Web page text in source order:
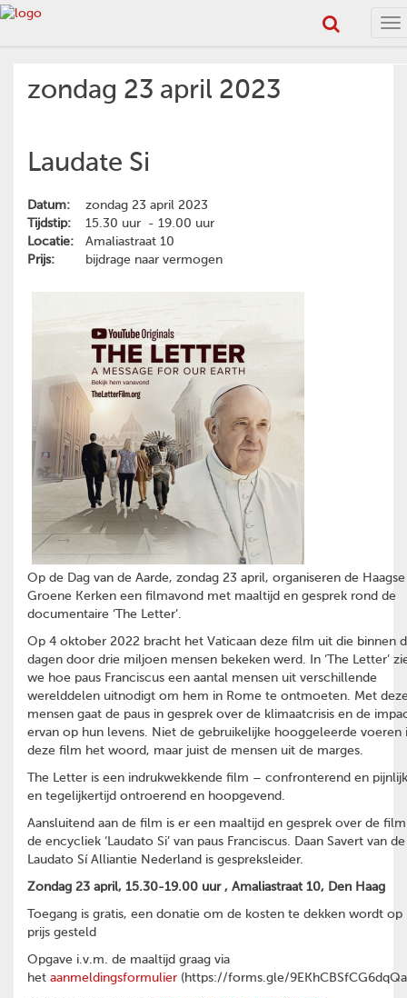
zondag 23 april 2023
Laudate Si
Datum:
zondag 23 april 2023
Tijdstip:
15.30 uur - 19.00 uur
Locatie:
Amaliastraat 10
Prijs:
bijdrage naar vermogen
Op de Dag van de Aarde, zondag 23 april, organiseren de Haagse
Groene Kerken een filmavond met maaltijd en gesprek rond de
documentaire ‘The Letter’.
Op 4 oktober 2022 bracht het Vaticaan deze film uit die binnen
dagen door drie miljoen mensen bekeken werd. In ‘The Letter’
we hoe paus Franciscus een aantal mensen uit verschillende
werelddelen uitnodigt om hem in Rome te ontmoeten. Met
mensen gaat de paus in gesprek over de klimaatcrisis en de
ervan op hun levens. Niet de gebruikelijke hooggeleerde voeren
deze film het woord, maar juist de mensen uit de marges.
The Letter is een indrukwekkende film – confronterend en
en tegelijkertijd ontroerend en hoopgevend.
Aansluitend aan de film is er een maaltijd en gesprek over de
de encycliek ‘Laudato Si’ van paus Franciscus. Daan Savert van de
Laudato Sí Alliantie Nederland is gespreksleider.
Zondag 23 april, 15.30-19.00 uur , Amaliastraat 10, Den Haag
Toegang is gratis, een donatie om de kosten te dekken wordt op
prijs gesteld
Opgave i.v.m. de maaltijd graag via
het aanmeldingsformulier (https://forms.gle/